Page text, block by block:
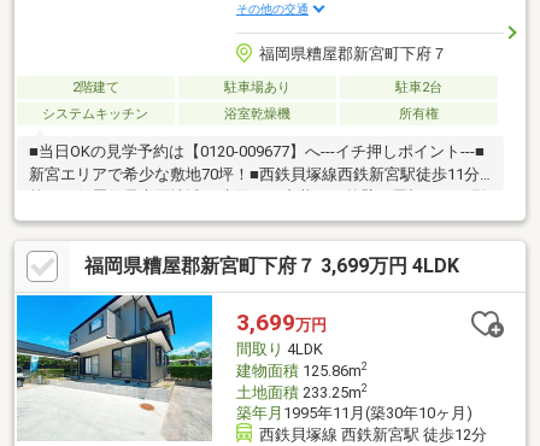
その他の交通
福岡県糟屋郡新宮町下府７
2階建て 駐車場あり
駐車2台
システムキッチン
浴室乾燥機 所有権
■当日OKの見学予約は【0120-009677】へ---イチ押しポイント---■
新宮エリアで希少な敷地70坪！■西鉄貝塚線西鉄新宮駅徒歩11分×
新。追加費用なしで新生活スタート♪■南東接道のため日当たり良
好です♪■安心のアフター保証付き♪◇◇買替の方、自己資金の少
ない方、勤続年数短い方、自営業の方住宅ローンにご不安のある
方、お気軽にご相談ください◇◇物件購入には不安がつきもので
す。後悔しないマイホーム購入に向けて全力でサポートします！
どんな些細な事でもお気軽にお問い合わせく
福岡県糟屋郡新宮町下府７ 3,699万円 4LDK
3,699万円
間取り 4LDK
建物面積125.86m2
土地面積233.25m2
築年月 1995年11月(築30年10ヶ月)
西鉄貝塚線 西鉄新宮駅 徒歩12分